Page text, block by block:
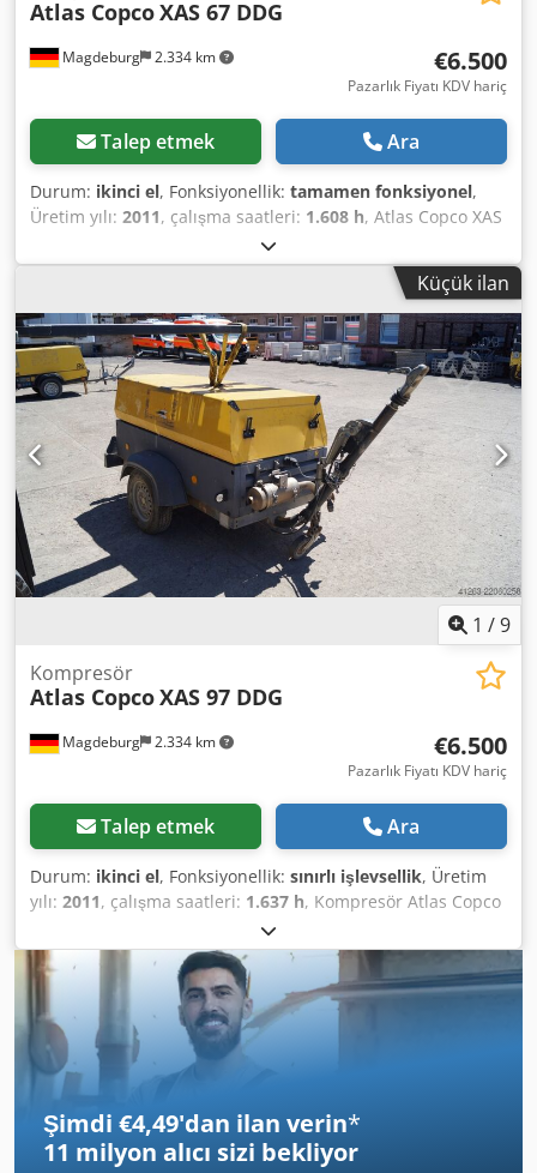
Magdeburg 2.334 km
Atlas CopcoXAS 67 DDG
€6.500
Pazarlık Fiyatı KDV hariç
Talep etmek Ara
Durum: ikinci el, Fonksiyonellik: tamamen fonksiyonel,
Üretim yılı: 2011, çalışma saatleri: 1.608 h, Atlas Copco XAS
67 DDG kompresör, üretim yılı 2011, 1608 çalışma saati,
hacimsel debi 3,5 m³, acil durum jeneratörü 12,5 kVA,
YA3062565B0165591, ruhsat mevcut. Dsdpfx
Aezbiivsfmowa
Küçük ilan
1 /9
Magdeburg 2.334 km
Kompresör
Atlas CopcoXAS 97 DDG
€6.500
Pazarlık Fiyatı KDV hariç
Talep etmek Ara
Durum: ikinci el, Fonksiyonellik: sınırlı işlevsellik, Üretim
yılı: 2011, çalışma saatleri: 1.637 h, Kompresör Atlas Copco
XAS 97 DDG, üretim yılı 2011, 1637 çalışma saati, hacimsel
debi 5,3 m³, acil jeneratör 12,5 kVA, bağlantılar: 1 x 230
Volt, 2 x 400 Volt, Seri No: YA3062560C0262053, ABE belgesi
ve onay mevcut, 1 burulma aksı eğilmiş, V kayışı koruması
eksik, fan ızgarası eksik. Dedpszbiicsfx Afmjwa
Şimdi €4,49'dan ilan verin*
11 milyon alıcı sizi bekliyor